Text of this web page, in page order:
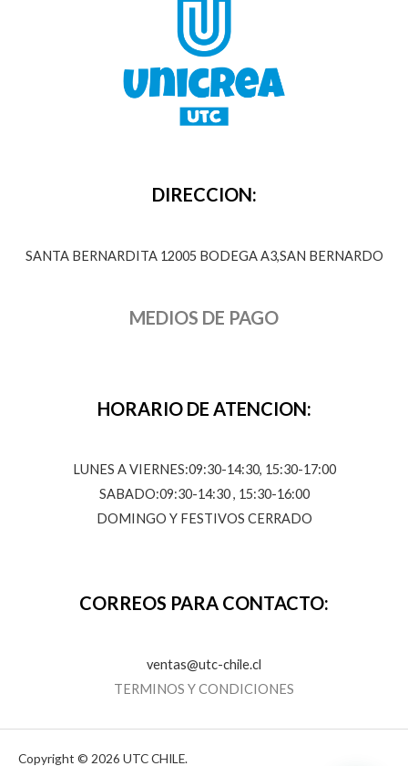
DIRECCION:
SANTA BERNARDITA 12005 BODEGA A3,SAN BERNARDO
MEDIOS DE PAGO
HORARIO DE ATENCION:
LUNES A VIERNES:09:30-14:30, 15:30-17:00
SABADO:09:30-14:30 , 15:30-16:00
DOMINGO Y FESTIVOS CERRADO
CORREOS PARA CONTACTO:
ventas@utc-chile.cl
TERMINOS Y CONDICIONES
Copyright © 2026 UTC CHILE.